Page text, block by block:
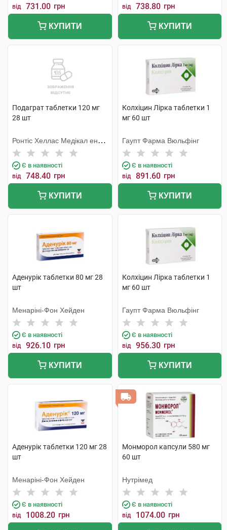
від 731.00 грн
КУПИТИ
від 738.80 грн
КУПИТИ
Подаграт таблетки 120 мг
28 шт
Ронтіс Хеллас Медікал енд
Фармасьютікал Продактс
С.А.
Є в наявності
від 748.40 грн
КУПИТИ
Колхіцин Лірка таблетки 1
мг 60 шт
Гаупт Фарма Вюльфінг
Є в наявності
від 891.60 грн
КУПИТИ
Аденурік таблетки 80 мг 28
шт
Менаріні-Фон Хейден
Є в наявності
від 926.10 грн
КУПИТИ
Колхіцин Лірка таблетки 1
мг 60 шт
Гаупт Фарма Вюльфінг
Є в наявності
від 956.30 грн
КУПИТИ
Аденурік таблетки 120 мг 28
шт
Менаріні-Фон Хейден
Є в наявності
від 1008.20 грн
Монморол капсули 580 мг
60 шт
Нутрімед
Є в наявності
від 1074.00 грн